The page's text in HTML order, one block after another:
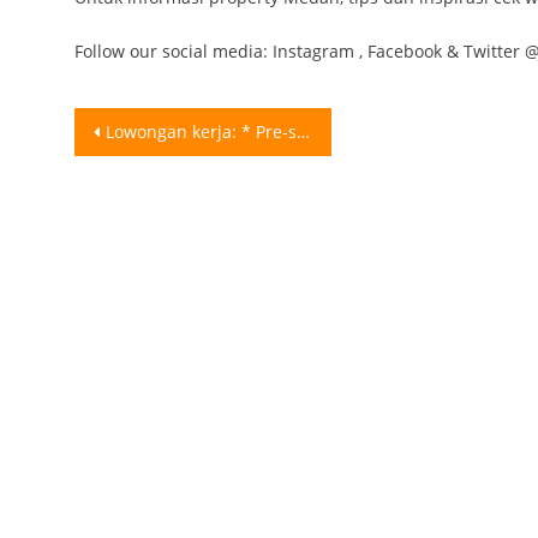
Follow our social media: Instagram , Facebook &
Post
Lowongan kerja: * Pre-school Teacher * Assistant Teacher * Mandarin Teacher * Nanny (Guru Pengasuh Anak) Berkas lamaran dapat dikirim ke : HOPE CHILDREN SCHOOL Jl. Tengku Amir Hamzah No. 14 ABCDF Medan Telp. (061) 6645866 (061) 6645668 081286675222 085101457751 . Untuk informasi Lowongan Kerja lainnya Follow @KarirGram